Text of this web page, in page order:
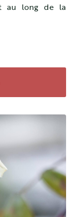
au long de la